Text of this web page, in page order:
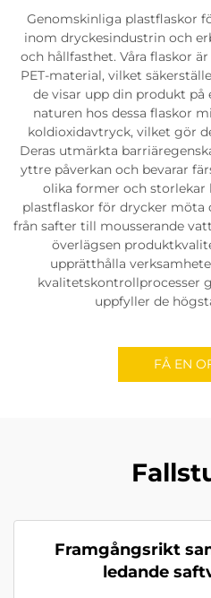
Genomskinliga plastflaskor
inom dryckesindustrin och
och hållfasthet. Våra flaskor
PET-material, vilket
de visar upp din produkt
naturen hos dessa flaskor
koldioxidavtryck, vilket gör
Deras utmärkta
yttre påverkan och bevarar
olika former och storlekar
plastflaskor för drycker möta
från safter till mousserande
överlägsen
upprätthålla
kvalitetskontrollprocesser
uppfyller de
FÅ EN
Framgångsrikt
ledande